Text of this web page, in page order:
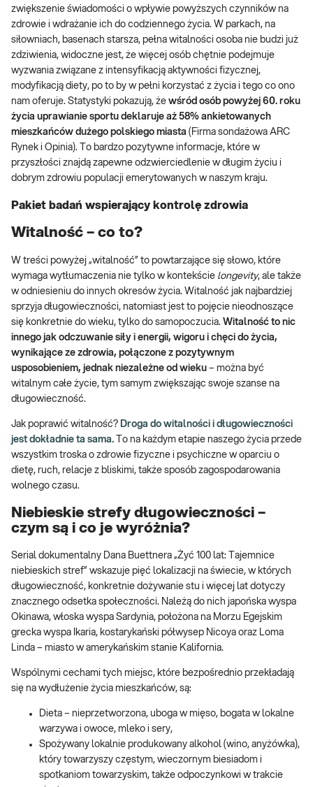
zwiększenie świadomości o wpływie powyższych czynników na
zdrowie i wdrażanie ich do codziennego życia. W parkach, na
siłowniach, basenach starsza, pełna witalności osoba nie budzi już
zdziwienia, widoczne jest, że więcej osób chętnie podejmuje
wyzwania związane z intensyfikacją aktywności fizycznej,
modyfikacją diety, po to by w pełni korzystać z życia i tego co ono
nam oferuje. Statystyki pokazują, że wśród osób powyżej 60. roku
życia uprawianie sportu deklaruje aż 58% ankietowanych
mieszkańców dużego polskiego miasta (Firma sondażowa ARC
Rynek i Opinia).
To bardzo pozytywne informacje, które w
przyszłości znajdą zapewne odzwierciedlenie w długim życiu i
dobrym zdrowiu populacji emerytowanych w naszym kraju.
Pakiet badań wspierający kontrolę zdrowia
Witalność – co to?
W treści powyżej „witalność” to powtarzające się słowo, które
wymaga wytłumaczenia nie tylko w kontekście longevity, ale także
w odniesieniu do innych okresów życia. Witalność jak najbardziej
sprzyja długowieczności, natomiast jest to pojęcie nieodnoszące
się konkretnie do wieku, tylko do samopoczucia. Witalność to nic
innego jak odczuwanie siły i energii, wigoru i chęci do życia,
wynikające ze zdrowia, połączone z pozytywnym
usposobieniem, jednak niezależne od wieku – można być
witalnym całe życie, tym samym zwiększając swoje szanse na
długowieczność.
Jak poprawić witalność? Droga do witalności i długowieczności
jest dokładnie ta sama. To na każdym etapie naszego życia przede
wszystkim troska o zdrowie fizyczne i psychiczne w oparciu o
dietę, ruch, relacje z bliskimi, także sposób zagospodarowania
wolnego czasu.
Niebieskie strefy długowieczności –
czym są i co je wyróżnia?
Serial dokumentalny Dana Buettnera „Żyć 100 lat: Tajemnice
niebieskich stref” wskazuje pięć lokalizacji na świecie, w których
długowieczność, konkretnie dożywanie stu i więcej lat dotyczy
znacznego odsetka społeczności. Należą do nich japońska wyspa
Okinawa, włoska wyspa Sardynia, położona na Morzu Egejskim
grecka wyspa Ikaria, kostarykański półwysep Nicoya oraz Loma
Linda – miasto w amerykańskim stanie Kalifornia.
Wspólnymi cechami tych miejsc, które bezpośrednio przekładają
się na wydłużenie życia mieszkańców, są:
Dieta – nieprzetworzona, uboga w mięso, bogata w lokalne
warzywa i owoce, mleko i sery,
Spożywany lokalnie produkowany alkohol (wino, anyżówka),
który towarzyszy częstym, wieczornym biesiadom i
spotkaniom towarzyskim, także odpoczynkowi w trakcie